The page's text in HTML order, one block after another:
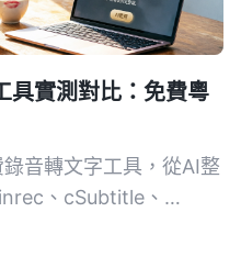
實測對比：免費粵
音轉文字工具，從AI整
、cSubtitle、